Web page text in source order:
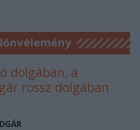
dolgában, a
rossz dolgában